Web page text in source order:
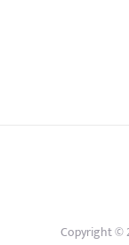
Copyright ©